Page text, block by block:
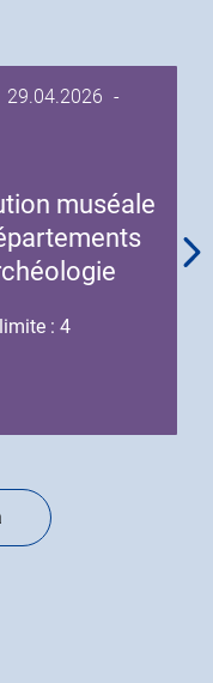
Date
l'événement
29.04.2026 -
muséale
: 4